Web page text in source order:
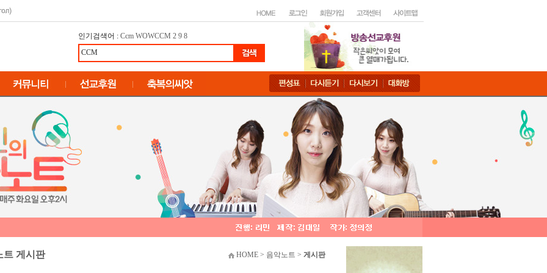
인기검색어 : Ccm WOWCCM 2 9 8
트 게시판 HOME > 음악노트 > 게시판